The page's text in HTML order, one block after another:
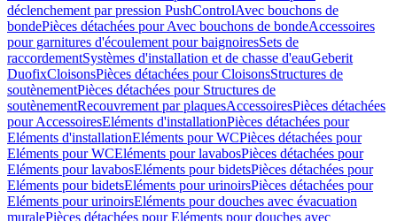
déclenchement par pression PushControlAvec bouchons de
bondePièces détachées pour Avec bouchons de bondeAccessoires
pour garnitures d'écoulement pour baignoiresSets de
raccordementSystèmes d'installation et de chasse d'eauGeberit
DuofixCloisonsPièces détachées pour CloisonsStructures de
soutènementPièces détachées pour Structures de
soutènementRecouvrement par plaquesAccessoiresPièces détachées
pour AccessoiresEléments d'installationPièces détachées pour
Eléments d'installationEléments pour WCPièces détachées pour
Eléments pour WCEléments pour lavabosPièces détachées pour
Eléments pour lavabosEléments pour bidetsPièces détachées pour
Eléments pour bidetsEléments pour urinoirsPièces détachées pour
Eléments pour urinoirsEléments pour douches avec évacuation
muralePièces détachées pour Eléments pour douches avec